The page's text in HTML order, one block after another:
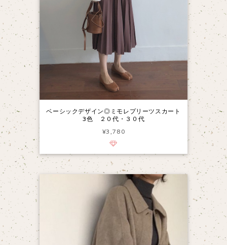
ベーシックデザイン◎ミモレプリーツスカート
3色 ２０代・３０代
¥3,780